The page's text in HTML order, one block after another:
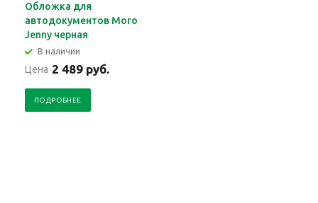
Обложка для
автодокументов Moro
Jenny черная
В наличии
Цена 2 489 руб.
ПОДРОБНЕЕ